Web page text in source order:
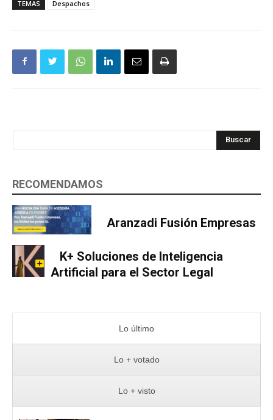
TEMAS Despachos
Buscar
RECOMENDAMOS
Aranzadi Fusión Empresas
K+ Soluciones de Inteligencia
Artificial para el Sector Legal
Lo último
Lo + votado
Lo + visto